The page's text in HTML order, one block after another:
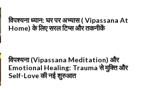
विपश्यना ध्यान: घर पर अभ्यास ( Vipassana At
Home) के लिए सरल टिप्स और तकनीकें
विपश्यना (Vipassana Meditation) और
Emotional Healing: Trauma से मुक्ति और
Self-Love की नई शुरुआत